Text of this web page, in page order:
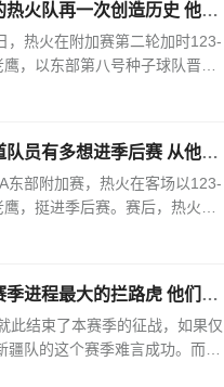
热火队再一次创造历史 他们
骨子里
，热火在附加赛第二轮加时123-
，以东部第八号种子球队晋级
提的是，热火在过去的三个赛季
队员有多想进季后赛 从他们
那种渴望
东部附加赛，热火在客场以123-
，挺进季后赛。赛后，热火主
采访。他说道：“我知道我们
季进程最大的拦路虎 他们下
前四的水平
此结束了本赛季的征战，如果仅
疆队的这个赛季难言成功。而就
新疆队很不走运。伤病成为新疆